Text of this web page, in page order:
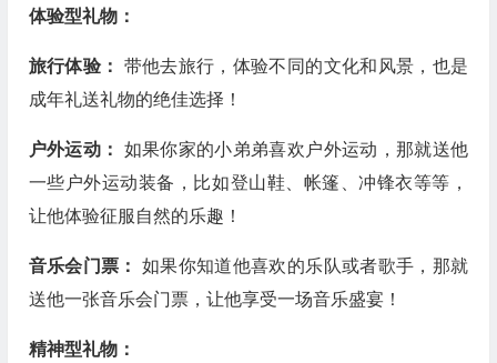
体验型礼物：
旅行体验： 带他去旅行，体验不同的文化和风景，也是
成年礼送礼物的绝佳选择！
户外运动： 如果你家的小弟弟喜欢户外运动，那就送他
一些户外运动装备，比如登山鞋、帐篷、冲锋衣等等，
让他体验征服自然的乐趣！
音乐会门票：如果你知道他喜欢的乐队或者歌手，那就
送他一张音乐会门票，让他享受一场音乐盛宴！
精神型礼物：